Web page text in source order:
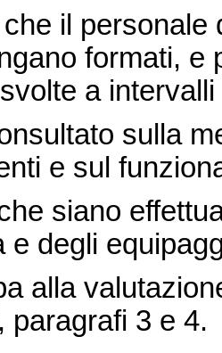
il
formati, e
a
sulla
e sul
siano
e degli
alla
paragrafi 3 e 4.